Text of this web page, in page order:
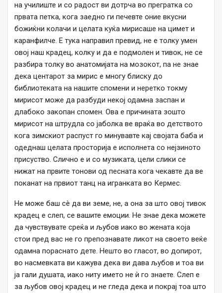
на училиште и со радост ви дотрча во прегратка со
првата петка, кога заедно ги печевте оние вкусни
божиќни колачи и целата куќа мирисаше на цимет и
каранфилче. Е тука направил превид, не е толку умен
овој наш крадец, колку и да е подмолен и тивок, не се
разбира толку во анатомијата на мозокот, па не знае
дека центарот за мирис е многу блиску до
библиотеката на нашите спомени и неретко токму
мирисот може да разбуди некој одамна заспан и
длабоко закопан спомен. Ова е причината зошто
мирисот на штрудла со јаболка ве враќа во детството
кога зимскиот распуст го минувавте кај својата баба и
одеднаш целата просторија е исполнета со нејзиното
присуство. Слично е и со музиката, цели слики се
нижат на првите тонови од песната кога чекавте да ве
поканат на првиот танц на игранката во Кермес.
Не може баш сè да ви земе, не, а она за што овој тивок
крадец е слеп, се вашите емоции. Не знае дека можете
да чувствувате среќа и љубов иако во жената која
стои пред вас не го препознавате ликот на своето веќе
одамна пораснато дете. Нешто во гласот, во допирот,
во насмевката ви кажува дека ви дава љубов и тоа ви
ја гали душата, иако ниту името не ѝ го знаете. Слеп е
за љубов овој крадец и не гледа дека и покрај тоа што